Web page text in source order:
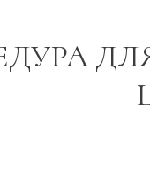
ДЛЯ